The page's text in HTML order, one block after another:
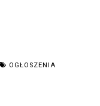
OGŁOSZENIA